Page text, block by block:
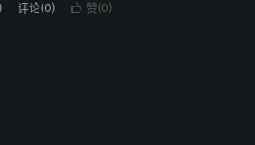
评论(0)  赞(0)